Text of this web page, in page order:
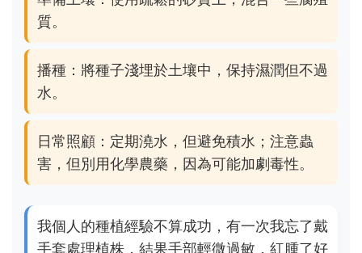
質。
播種：將種子淺埋於土壤中，保持濕潤但不過
水。
日常照顧：定期澆水，但避免積水；注意蟲
害，但別用化學農藥，因為可能加劇毒性。
我個人的種植經驗不算成功，有一次我忘了戴
手套處理植株，結果手部輕微過敏，紅腫了好